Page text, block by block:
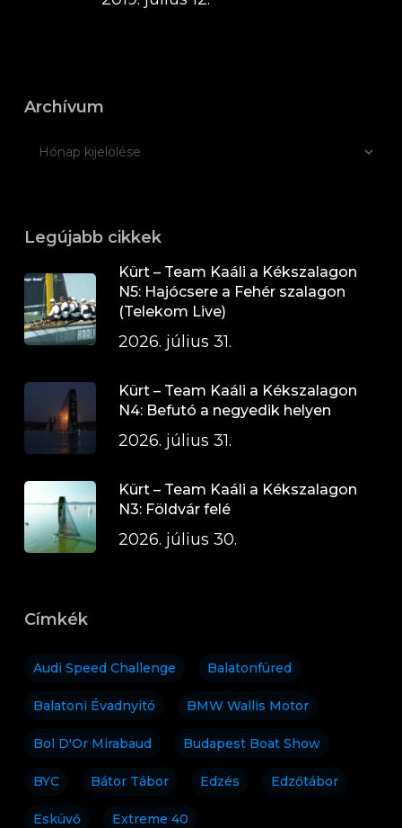
Archívum
Legújabb cikkek
Kürt – Team Kaáli a Kékszalagon
N5: Hajócsere a Fehér szalagon
(Telekom Live)
2026. július 31.
Kürt – Team Kaáli a Kékszalagon
N4: Befutó a negyedik helyen
2026. július 31.
Kürt – Team Kaáli a Kékszalagon
N3: Földvár felé
2026. július 30.
Címkék
Audi Speed Challenge Balatonfüred
Balatoni Évadnyitó BMW Wallis Motor
Bol D'Or Mirabaud Budapest Boat Show
BYC Bátor Tábor Edzés Edzőtábor
Esküvő Extreme 40